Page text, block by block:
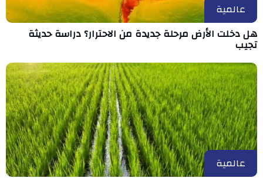
عالمية
هل دخلت الأرض مرحلة جديدة من الاحترار؟ دراسة حديثة
تجيب
عالمية